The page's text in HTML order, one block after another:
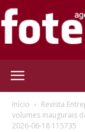
Início
Revista
volumes inaugurais
2026-06-18 115735